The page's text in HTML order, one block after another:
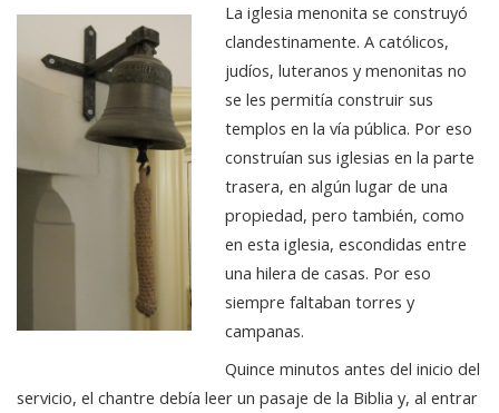
La iglesia menonita se construyó
clandestinamente. A católicos,
judíos, luteranos y menonitas no
se les permitía construir sus
templos en la vía pública. Por eso
construían sus iglesias en la parte
trasera, en algún lugar de una
propiedad, pero también, como
en esta iglesia, escondidas entre
una hilera de casas. Por eso
siempre faltaban torres y
campanas.
Quince minutos antes del inicio del
servicio, el chantre debía leer un pasaje de la Biblia y, al entrar